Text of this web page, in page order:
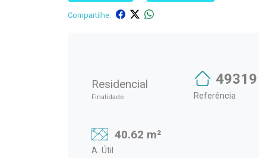
Compartilhe:
Residencial
Finalidade
49319
Referência
40.62 m²
A. Útil